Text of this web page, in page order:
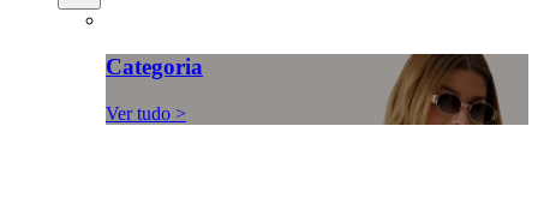
Categoria
Ver tudo >